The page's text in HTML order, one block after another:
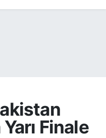
Finale